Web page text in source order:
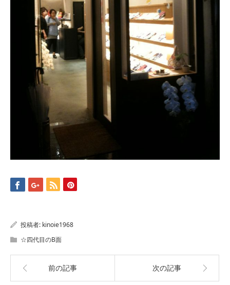
投稿者: kinoie1968
☆四代目のB面
前の記事 次の記事